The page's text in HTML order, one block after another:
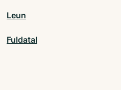
Leun
Fuldatal